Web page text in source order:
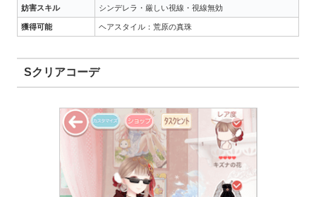
妨害スキル シンデレラ・厳しい視線・視線無効
獲得可能 ヘアスタイル：荒原の真珠
Sクリアコーデ